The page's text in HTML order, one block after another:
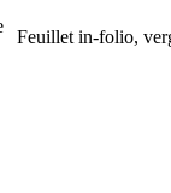
Feuillet in-folio,